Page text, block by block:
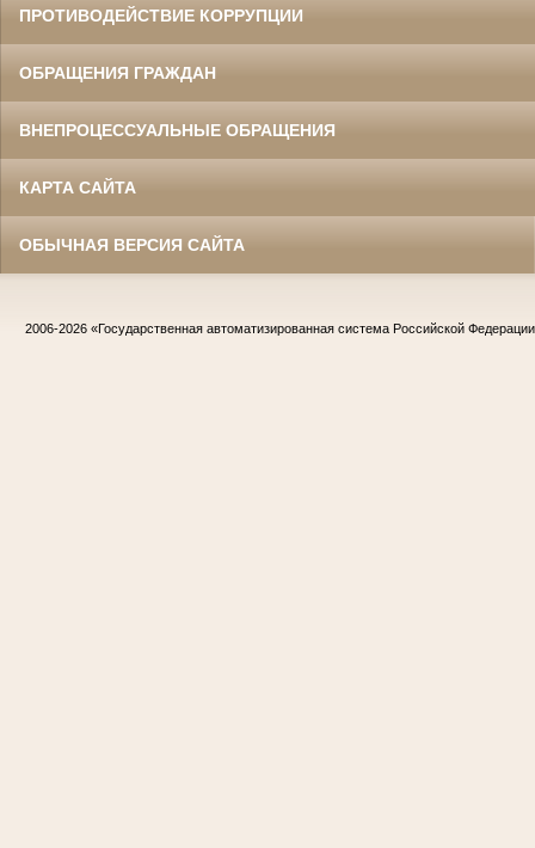
ПРОТИВОДЕЙСТВИЕ КОРРУПЦИИ
ОБРАЩЕНИЯ ГРАЖДАН
ВНЕПРОЦЕССУАЛЬНЫЕ ОБРАЩЕНИЯ
КАРТА САЙТА
ОБЫЧНАЯ ВЕРСИЯ САЙТА
2006-2026 «Государственная автоматизированная система Российской